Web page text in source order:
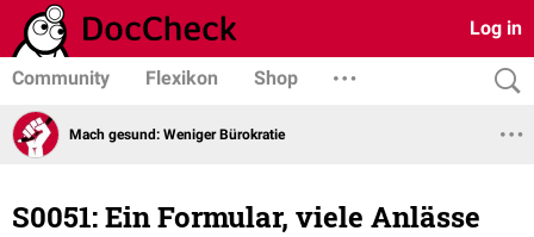
Log in
Community Flexikon Shop
Mach gesund: Weniger Bürokratie
S0051: Ein Formular, viele Anlässe